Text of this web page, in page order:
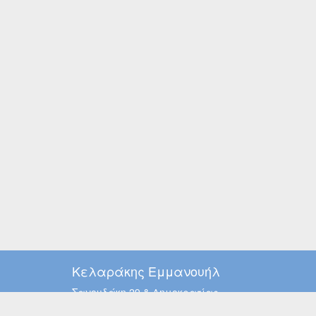
Κελαράκης Εμμανουήλ
Σανουδάκη 29 & Δημοκρατίας